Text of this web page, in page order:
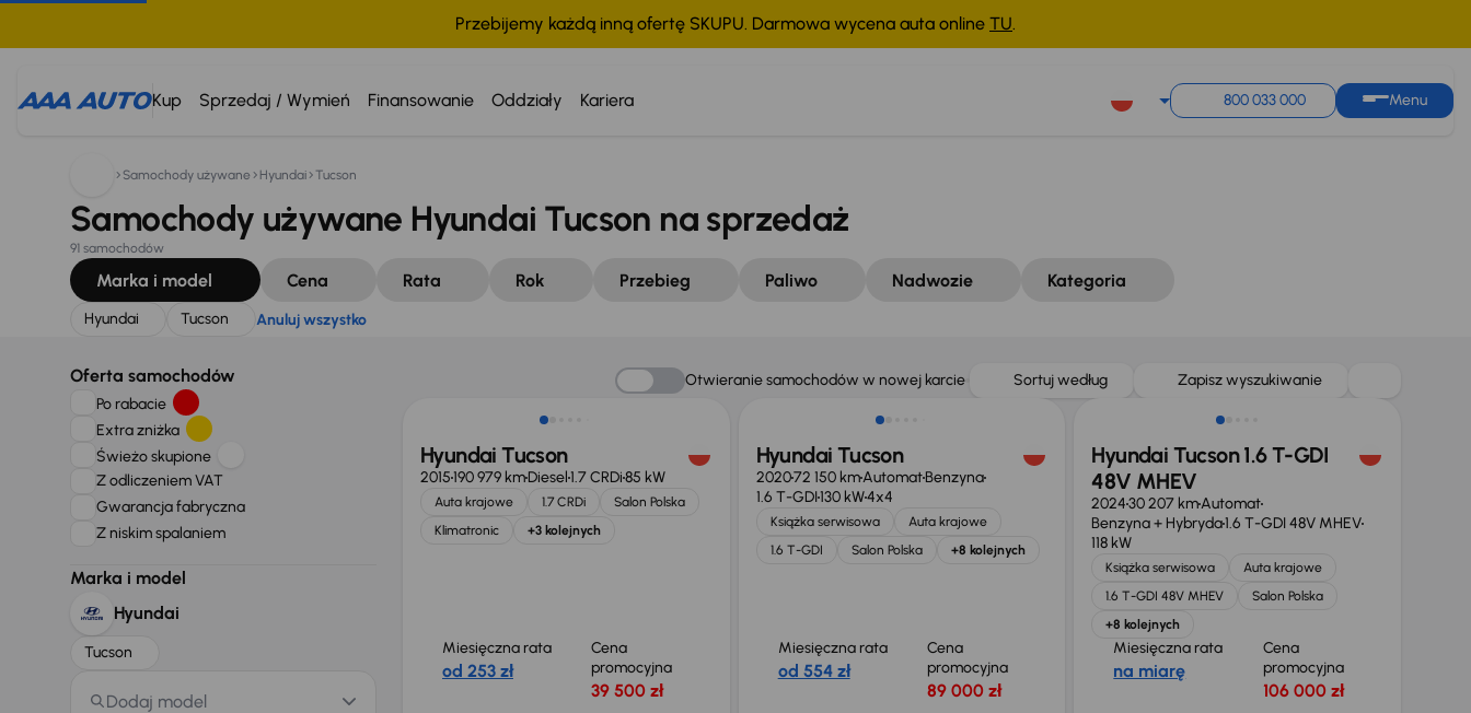
Przebijemy każdą inną ofertę SKUPU. Darmowa wycena auta online TU.
Kup Sprzedaj / Wymień Finansowanie Oddziały Kariera 800 033 000 Menu
Szukam: Anuluj wszystko
Samochody używane Hyundai Tucson
Samochody używane Hyundai Tucson na sprzedaż
91 samochodów
Marka i model Cena Rata Rok Przebieg Paliwo Nadwozie Kategoria
Hyundai Tucson Anuluj wszystko
Oferta samochodów
Po rabacie
Extra zniżka
Świeżo skupione
Z odliczeniem VAT
Gwarancja fabryczna
Z niskim spalaniem
Marka i model
Hyundai
Tucson
Dodaj model
Otwieranie samochodów w nowej karcie Sortuj według Zapisz wyszukiwanie
Hyundai Tucson
2015190 979 kmDiesel1.7 CRDi85 kW
Auta krajowe 1.7 CRDi
Salon Polska
Klimatronic
+3 kolejnych
Miesięczna rata
od 253 zł
Cena
promocyjna
39 500 zł
Taniej o 1 000 zł
Hyundai Tucson
202072 150 kmAutomatBenzyna
1.6 T-GDI130 kW4x4
Książka serwisowa
Auta krajowe
1.6 T-GDI
Salon Polska +8 kolejnych
Miesięczna rata
od 554 zł
Cena
promocyjna
89 000 zł
Taniej o 2 000 zł
Hyundai Tucson 1.6 T-GDI
48V MHEV
202430 207 kmAutomat
Benzyna + Hybryda1.6 T-GDI 48V MHEV
118 kW
Książka serwisowa
Auta krajowe
1.6 T-GDI 48V MHEV
Salon Polska
+8 kolejnych
Miesięczna rata
na miarę
Cena
promocyjna
106 000 zł